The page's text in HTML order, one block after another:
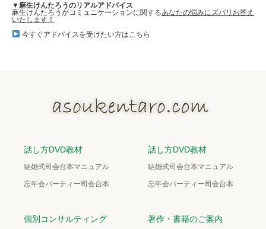
▼麻生けんたろうのリアルアドバイス
麻生けんたろうがコミュニケーションに関するあなたの悩みにズバリお答え
いたします！
今すぐアドバイスを受けたい方はこちら
話し方DVD教材
結婚式司会台本マニュアル
忘年会パーティー司会台本
話し方DVD教材
結婚式司会台本マニュアル
忘年会パーティー司会台本
個別コンサルティング 著作・書籍のご案内